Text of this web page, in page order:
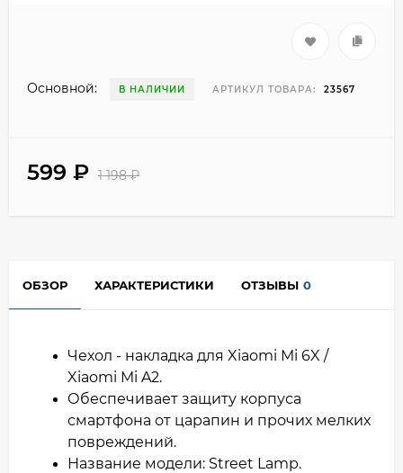
Основной: В НАЛИЧИИ АРТИКУЛ ТОВАРА: 23567
599 ₽ 1 198₽
ОБЗОР ХАРАКТЕРИСТИКИ ОТЗЫВЫ 0
Чехол - накладка для Xiaomi Mi 6X /
Xiaomi Mi A2.
Обеспечивает защиту корпуса
смартфона от царапин и прочих мелких
повреждений.
Название модели: Street Lamp.